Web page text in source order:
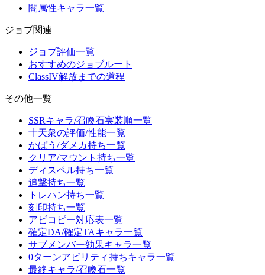
闇属性キャラ一覧
ジョブ関連
ジョブ評価一覧
おすすめのジョブルート
ClassIV解放までの道程
その他一覧
SSRキャラ/召喚石実装順一覧
十天衆の評価/性能一覧
かばう/ダメカ持ち一覧
クリア/マウント持ち一覧
ディスペル持ち一覧
追撃持ち一覧
トレハン持ち一覧
刻印持ち一覧
アビコピー対応表一覧
確定DA/確定TAキャラ一覧
サブメンバー効果キャラ一覧
0ターンアビリティ持ちキャラ一覧
最終キャラ/召喚石一覧